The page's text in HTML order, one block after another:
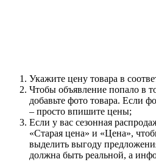
Укажите цену товара в
Чтобы объявление попало в
добавьте фото товара. Если
– просто впишите цены;
Если у вас сезонная
«Старая цена» и «Цена»,
выделить выгоду
должна быть реальной, а